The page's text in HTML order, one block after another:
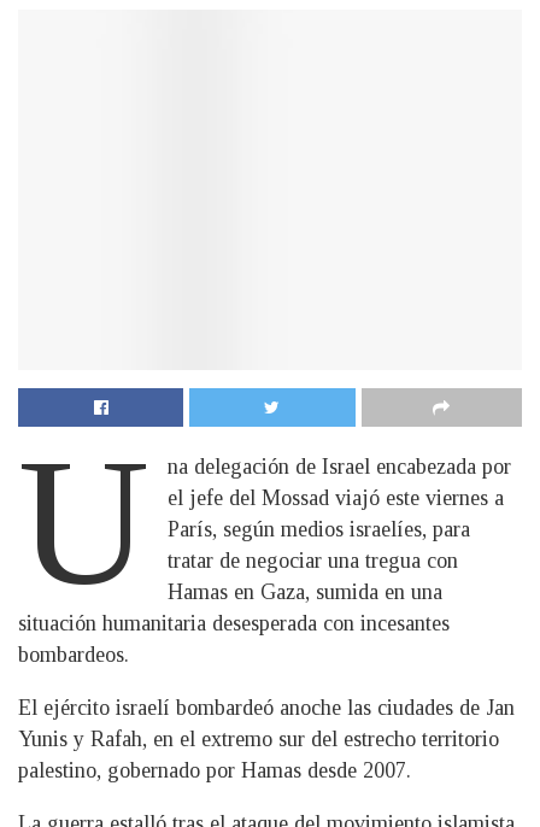
U
na delegación de Israel encabezada por
el jefe del Mossad viajó este viernes a
París, según medios israelíes, para
tratar de negociar una tregua con
Hamas en Gaza, sumida en una
situación humanitaria desesperada con incesantes
bombardeos.
El ejército israelí bombardeó anoche las ciudades de Jan
Yunis y Rafah, en el extremo sur del estrecho territorio
palestino, gobernado por Hamas desde 2007.